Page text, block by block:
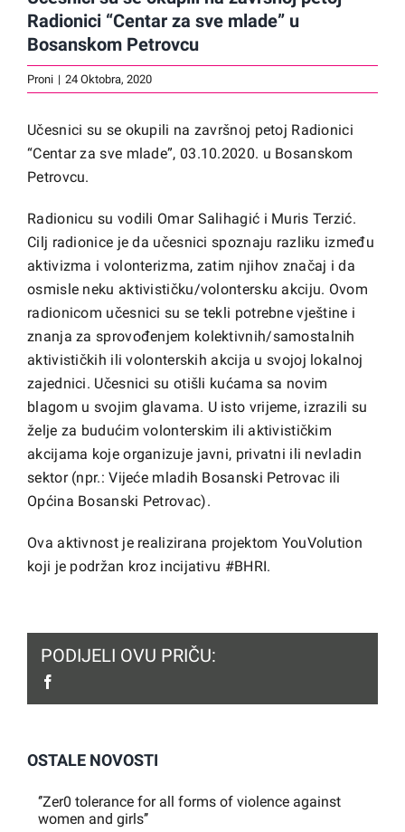
Radionici “Centar za sve mlade” u
Bosanskom Petrovcu
Proni | 24 Oktobra, 2020
Učesnici su se okupili na završnoj petoj Radionici
“Centar za sve mlade”, 03.10.2020. u Bosanskom
Petrovcu.
Radionicu su vodili Omar Salihagić i Muris Terzić.
Cilj radionice je da učesnici spoznaju razliku između
aktivizma i volonterizma, zatim njihov značaj i da
osmisle neku aktivističku/volontersku akciju. Ovom
radionicom učesnici su se tekli potrebne vještine i
znanja za sprovođenjem kolektivnih/samostalnih
aktivističkih ili volonterskih akcija u svojoj lokalnoj
zajednici. Učesnici su otišli kućama sa novim
blagom u svojim glavama. U isto vrijeme, izrazili su
želje za budućim volonterskim ili aktivističkim
akcijama koje organizuje javni, privatni ili nevladin
sektor (npr.: Vijeće mladih Bosanski Petrovac ili
Općina Bosanski Petrovac).
Ova aktivnost je realizirana projektom YouVolution
koji je podržan kroz incijativu #BHRI.
PODIJELI OVU PRIČU:
OSTALE NOVOSTI
‘’Zer0 tolerance for all forms of violence against
women and girls’’